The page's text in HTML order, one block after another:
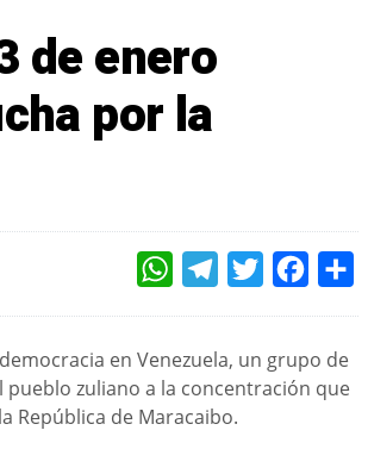
de enero
por la
WHATSAPPTELEGRAMTWITTERFACEBOOK
en Venezuela, un grupo de
zuliano a la concentración que
República de Maracaibo.